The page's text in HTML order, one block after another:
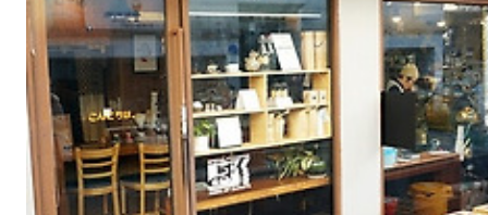
향 훈련을 필요로 하는 사람이라면 반드시 경험해야 할 테이스팅의 산실.
향수로 치면 14종류 향료에 해당하는 커피 원두 14종의 싱글오리진 에스
프레소를 국내에서 가장 온전하게 제공하려고 노력하는 카페인데, 1..